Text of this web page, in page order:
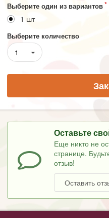
Выберите один из вариантов
1 шт
Выберите количество
1
Оставьте
Еще никто не
странице.
отзыв!
Оставить